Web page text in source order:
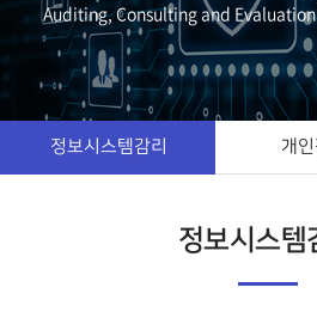
Auditing, Consulting and
정보시스템감리 개
정보시스템